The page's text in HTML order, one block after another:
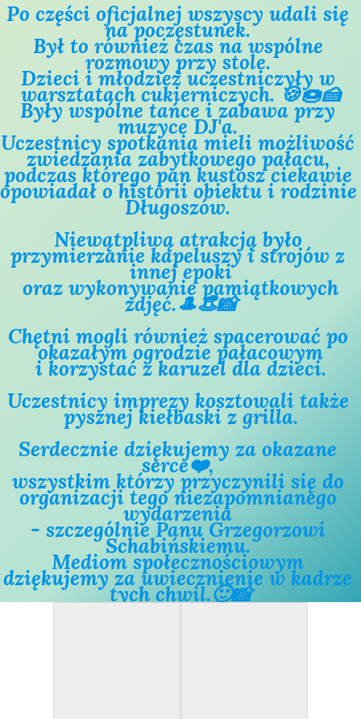
Po części oficjalnej wszyscy udali się
na poczęstunek.
Był to również czas na wspólne
rozmowy przy stole.
Dzieci i młodzież uczestniczyły w
warsztatach cukierniczych. 🍪🍩🍰
Były wspólne tańce i zabawa przy
muzyce DJ'a.
Uczestnicy spotkania mieli możliwość
zwiedzania zabytkowego pałacu,
podczas którego pan kustosz ciekawie
opowiadał o historii obiektu i rodzinie
Długoszów.
Niewątpliwą atrakcją było
przymierzanie kapeluszy i strojów z
innej epoki
zdjęć.🎩👒📸
Chętni mogli również spacerować po
okazałym ogrodzie pałacowym
i korzystać z karuzel dla dzieci.
Uczestnicy imprezy kosztowali także
pysznej kiełbaski z grilla.
Serdecznie dziękujemy za okazane
serce❤️,
wszystkim którzy przyczynili się do
organizacji tego niezapomnianego
wydarzenia
- szczególnie Panu Grzegorzowi
Schabińskiemu.
Mediom społecznościowym
dziękujemy za uwiecznienie w kadrze
tych chwil.🙂📸